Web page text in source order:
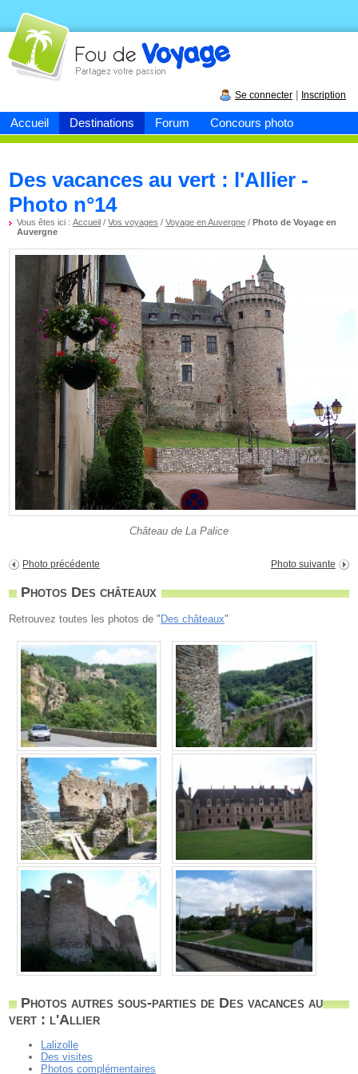
Accueil Destinations Forum Concours photo
Fou devoyage
Se connecter Inscription
Des vacances au vert : l'Allier -
Photo n°14
Vous êtes ici :Accueil /Vos voyages /Voyage en Auvergne /Photo de Voyage en
Auvergne
Château de La Palice
Photo précédente Photo suivante
Photos Des châteaux
Retrouvez toutes les photos de " Des châteaux"
Photos autres sous-parties de Des vacances au
vert : l'Allier
Lalizolle
Des visites
Photos complémentaires